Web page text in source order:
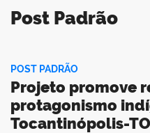
Post Padrão
POST PADRÃO
Projeto promove
protagonismo
Tocantinópolis-TO